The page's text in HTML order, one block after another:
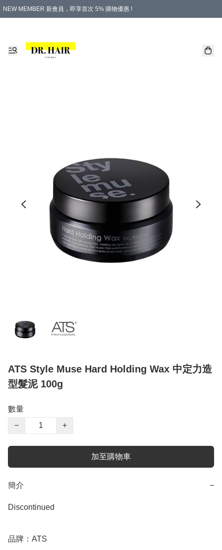
NEW MEMBER 新會員，即享首次 5% 購物優惠 !
ATS Style Muse Hard Holding Wax 中定力造
型髮泥 100g
數量
−
+
加至購物車
簡介 −
Discontinued
品牌：ATS